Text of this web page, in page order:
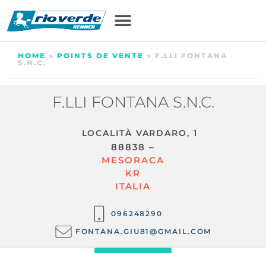
HOME » POINTS DE VENTE » F.LLI FONTANA
S.N.C.
F.LLI FONTANA S.N.C.
LOCALITÀ VARDARO, 1
88838 –
MESORACA
KR
ITALIA
096248290
FONTANA.GIU81@GMAIL.COM